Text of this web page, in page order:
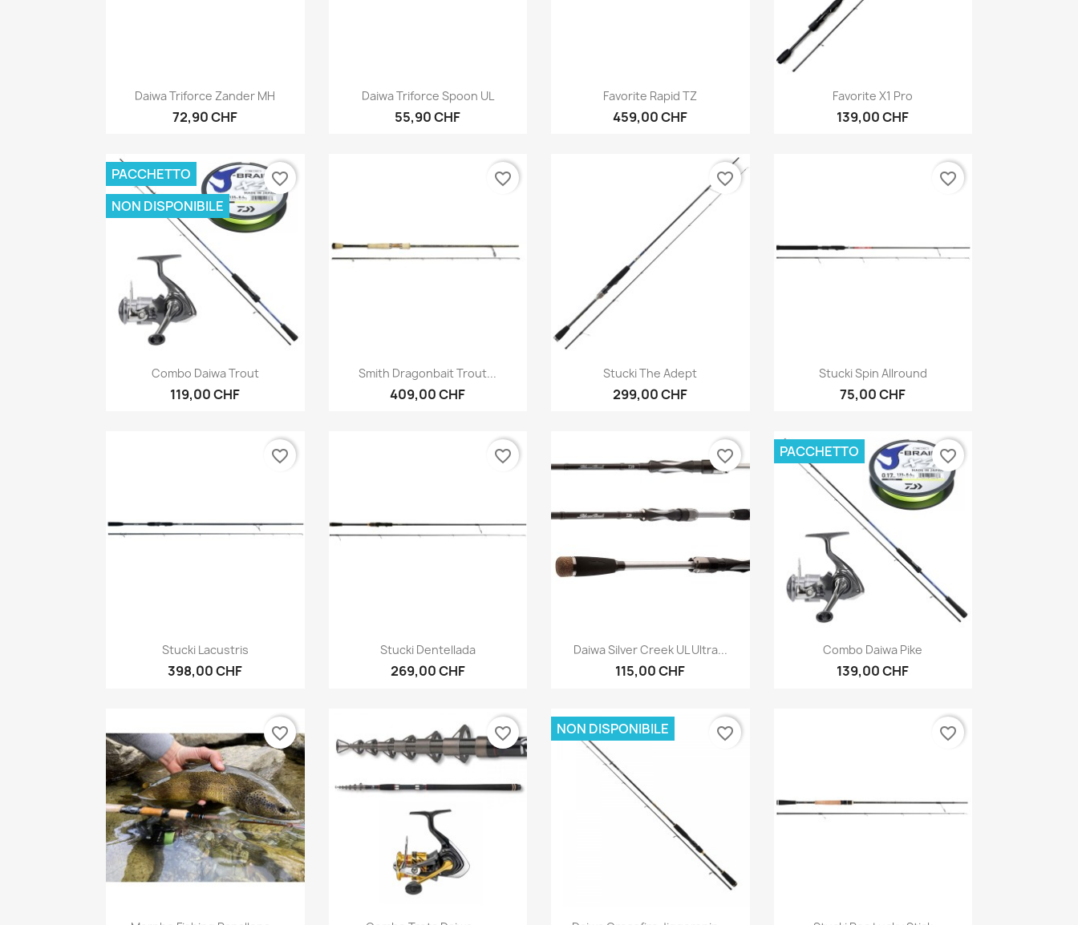
Anteprima
Daiwa Triforce Zander MH
72,90 CHF
Anteprima
Daiwa Triforce Spoon UL
55,90 CHF
Anteprima
Favorite Rapid TZ
459,00 CHF
Anteprima
Favorite X1 Pro
139,00 CHF
Anteprima
Combo Daiwa Trout
119,00 CHF
PACCHETTO
NON DISPONIBILE
favorite_border
Anteprima
Smith Dragonbait Trout...
409,00 CHF
favorite_border
Anteprima
Stucki The Adept
299,00 CHF
favorite_border
Anteprima
Stucki Spin Allround
75,00 CHF
favorite_border
Anteprima
Stucki Lacustris
398,00 CHF
favorite_border
Anteprima
Stucki Dentellada
269,00 CHF
favorite_border
Anteprima
Daiwa Silver Creek UL Ultra...
115,00 CHF
favorite_border
Anteprima
Combo Daiwa Pike
139,00 CHF
PACCHETTO favorite_border
favorite_border favorite_border NON DISPONIBILE favorite_border favorite_border